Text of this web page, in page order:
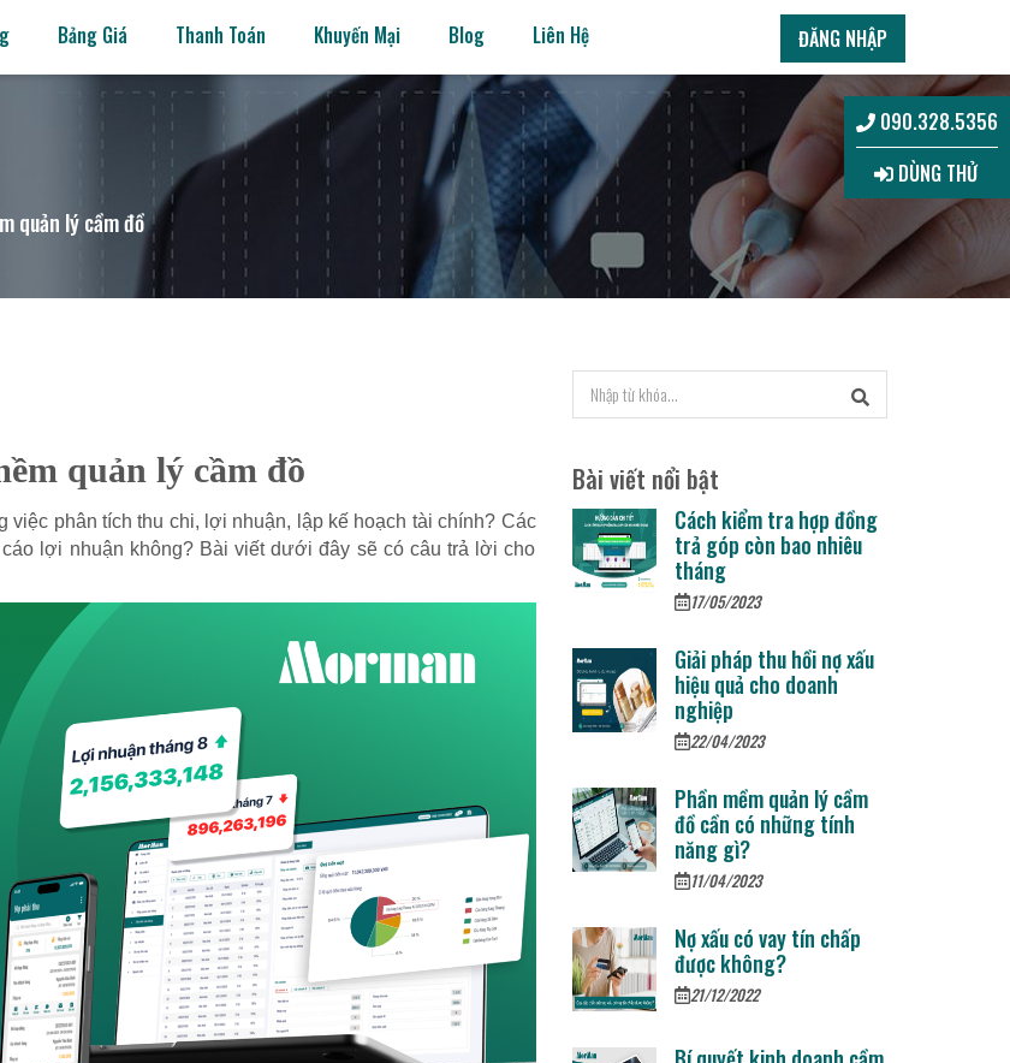
Bảng Giá Thanh Toán Khuyến Mại Blog Liên Hệ ĐĂNG NHẬP
quản lý cầm đồ
quản lý cầm đồ
việc phân tích thu chi, lợi nhuận, lập kế hoạch tài chính? Các
lợi nhuận không? Bài viết dưới đây sẽ có câu trả lời cho
Bài viết nổi bật
Cách kiểm tra hợp đồng
trả góp còn bao nhiêu
tháng
17/05/2023
Giải pháp thu hồi nợ xấu
hiệu quả cho doanh
nghiệp
22/04/2023
Phần mềm quản lý cầm
đồ cần có những tính
năng gì?
11/04/2023
Nợ xấu có vay tín chấp
được không?
21/12/2022
090.328.5356
DÙNG THỬ